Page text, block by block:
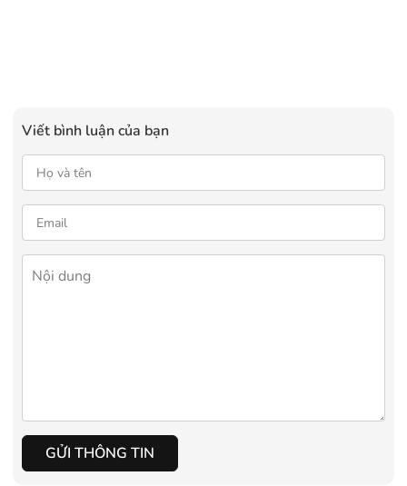
Viết bình luận của bạn
GỬI THÔNG TIN